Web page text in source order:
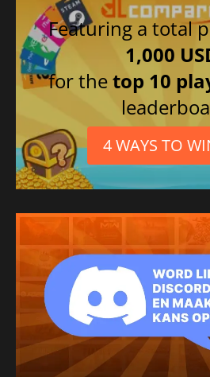
Featuring a total
1,000
for thetop 10
4 WAYS TO